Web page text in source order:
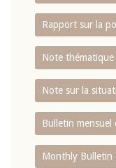
Rapport sur la
Note thématique
Note sur la
Bulletin
Monthly Bulletin